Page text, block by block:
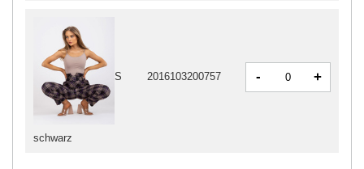
schwarz
S 2016103200757 - +